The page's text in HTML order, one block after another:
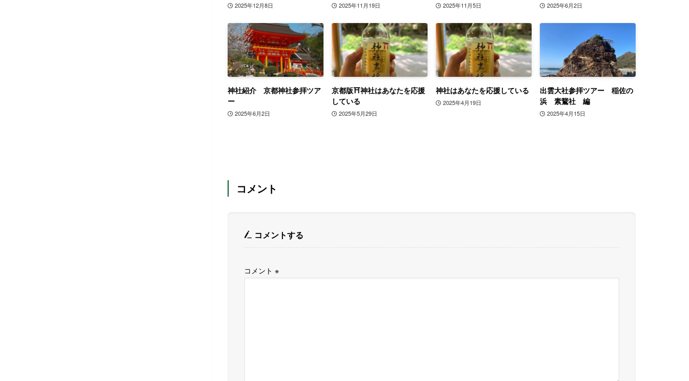
2025年12月8日 2025年11月19日 2025年11月5日 2025年6月2日
神社紹介 京都神社参拝ツア
ー
2025年6月2日
京都版⛩️神社はあなたを応援
している
2025年5月29日
神社はあなたを応援している
2025年4月19日
出雲大社参拝ツアー 稲佐の
浜 素鵞社 編
2025年4月15日
コメント
コメントする
コメント ※